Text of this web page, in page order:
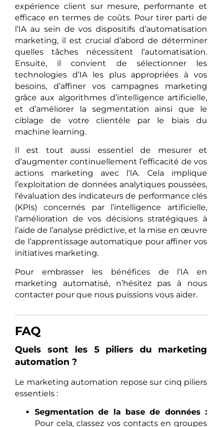
expérience client sur mesure, performante et
efficace en termes de coûts. Pour tirer parti de
l’IA au sein de vos dispositifs d’automatisation
marketing, il est crucial d’abord de déterminer
quelles tâches nécessitent l’automatisation.
Ensuite, il convient de sélectionner les
technologies d’IA les plus appropriées à vos
besoins, d’affiner vos campagnes marketing
grâce aux algorithmes d’intelligence artificielle,
et d’améliorer la segmentation ainsi que le
ciblage de votre clientèle par le biais du
machine learning.
Il est tout aussi essentiel de mesurer et
d’augmenter continuellement l’efficacité de vos
actions marketing avec l’IA. Cela implique
l’exploitation de données analytiques poussées,
l’évaluation des indicateurs de performance clés
(KPIs) concernés par l’intelligence artificielle,
l’amélioration de vos décisions stratégiques à
l’aide de l’analyse prédictive, et la mise en œuvre
de l’apprentissage automatique pour affiner vos
initiatives marketing.
Pour embrasser les bénéfices de l’IA en
marketing automatisé, n’hésitez pas à nous
contacter pour que nous puissions vous aider.
FAQ
Quels sont les 5 piliers du marketing
automation ?
Le marketing automation repose sur cinq piliers
essentiels :
Segmentation de la base de données :
Pour cela, classez vos contacts en groupes